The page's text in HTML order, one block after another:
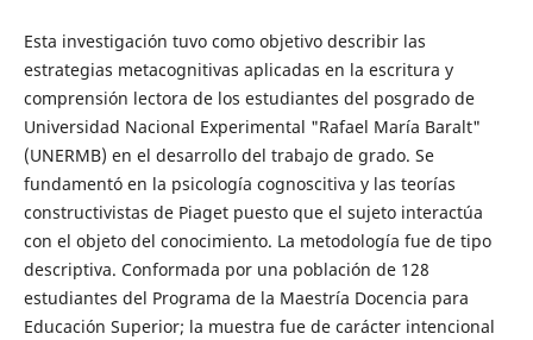
Esta investigación tuvo como objetivo describir las
estrategias metacognitivas aplicadas en la escritura y
comprensión lectora de los estudiantes del posgrado de
Universidad Nacional Experimental "Rafael María Baralt"
(UNERMB) en el desarrollo del trabajo de grado. Se
fundamentó en la psicología cognoscitiva y las teorías
constructivistas de Piaget puesto que el sujeto interactúa
con el objeto del conocimiento. La metodología fue de tipo
descriptiva. Conformada por una población de 128
estudiantes del Programa de la Maestría Docencia para
Educación Superior; la muestra fue de carácter intencional